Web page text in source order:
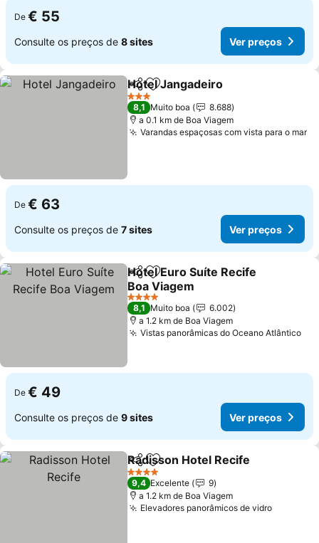
De € 55
Consulte os preços de 8 sites Ver preços
PartilharAdicionar aos favoritos
Hotel Jangadeiro
3 Estrelas
8,1 Muito boa
8.688
a 0.1 km de Boa Viagem
Varandas espaçosas com vista para o mar
De € 63
Consulte os preços de 7 sites Ver preços
PartilharAdicionar aos favoritos
Hotel Euro Suíte Recife
Boa Viagem
Ver preços
4 Estrelas
8,1 Muito boa
6.002
a 1.2 km de Boa Viagem
Vistas panorâmicas do Oceano Atlântico
De € 49
Consulte os preços de 9 sites Ver preços
PartilharAdicionar aos favoritos
Radisson Hotel Recife
4 Estrelas
9,4 Excelente
9
a 1.2 km de Boa Viagem
Elevadores panorâmicos de vidroVer